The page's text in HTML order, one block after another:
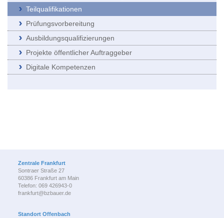
Teilqualifikationen
Prüfungsvorbereitung
Ausbildungsqualifizierungen
Projekte öffentlicher Auftraggeber
Digitale Kompetenzen
Zentrale Frankfurt
Sontraer Straße 27
60386 Frankfurt am Main
Telefon: 069 426943-0
frankfurt@bzbauer.de
Standort Offenbach